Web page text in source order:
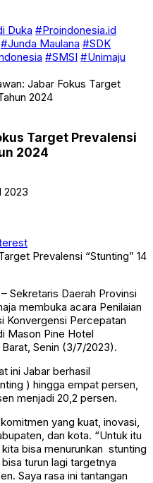
Duka #Proindonesia.id
#Junda Maulana #SDK
#SMSI #Unimaju
Jabar Fokus Target
2024
Target Prevalensi
2024
2023
Sekretaris Daerah Provinsi
membuka acara Penilaian
Konvergensi Percepatan
Mason Pine Hotel
Senin (3/7/2023).
ini Jabar berhasil
) hingga empat persen,
menjadi 20,2 persen.
yang kuat, inovasi,
dan kota. “Untuk itu
bisa menurunkan stunting
turun lagi targetnya
Saya rasa ini tantangan